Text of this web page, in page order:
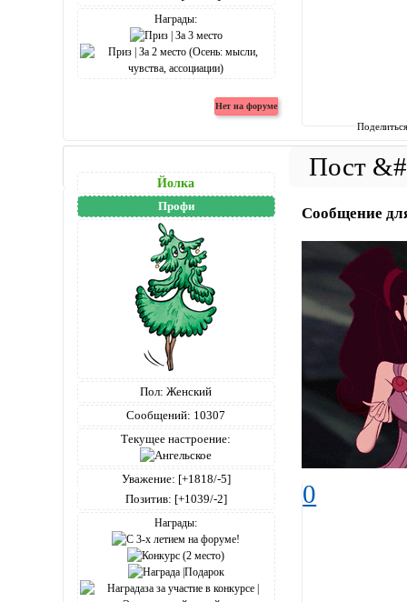
Награды:
Йолка
Профи
Пол: Женский
Сообщений: 10307
Текущее настроение:
Уважение: [+1818/-5]
Позитив: [+1039/-2]
Награды:
Сообщение
0